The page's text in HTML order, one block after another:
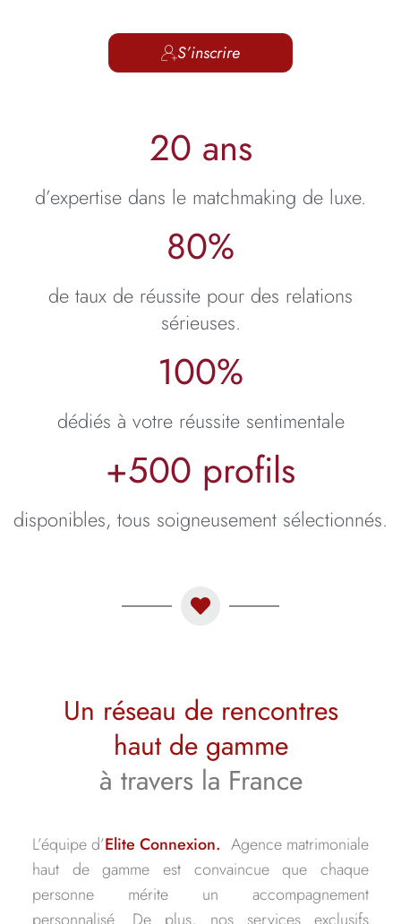
S’inscrire
20 ans
d’expertise dans le matchmaking de luxe.
80%
de taux de réussite pour des relations
sérieuses.
100%
dédiés à votre réussite sentimentale
+500 profils
disponibles, tous soigneusement sélectionnés.
Un réseau de rencontres
haut de gamme
à travers la France
L’équipe d’Elite Connexion. Agence matrimoniale
haut de gamme est convaincue que chaque
personne mérite un accompagnement
personnalisé. De plus, nos services exclusifs